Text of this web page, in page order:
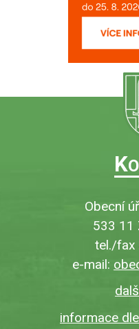
K
Obecní
533 11
tel./fax
e-mail:
informace